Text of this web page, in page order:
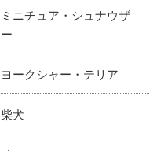
ミニチュア・シュナウザ
ー
ヨークシャー・テリア
柴犬